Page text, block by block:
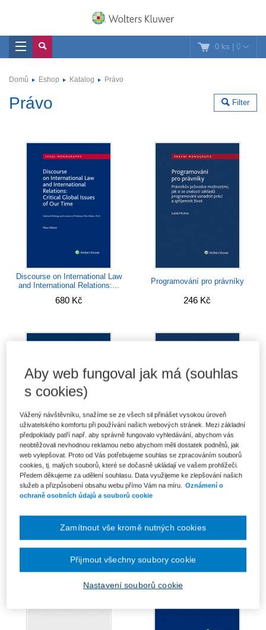
0 ks | 0
Domů Eshop Katalog Právo
Filter
Právo
Discourse on International Law
and International Relations:...
680 Kč
Programování pro právníky
246 Kč
Procesní postavení osoby
neznámého pobytu - ve světle
Nařízení...
Od 224 Kč
Legal English and Its Lexical
and Grammatical Structure for
Czech...
Aby web fungoval jak má (souhlas
s cookies)
Vážený návštěvníku, snažíme se ze všech sil přinášet vysokou úroveň
uživatelského komfortu při používání našich webových stránek. Mezi základní
předpoklady patří např. aby správně fungovalo vyhledávání, abychom vás
neobtěžovali nevhodnou reklamou nebo abychom měli dostatek podnětů, jak
web vylepšovat. Proto od Vás potřebujeme souhlas se zpracováním souborů
cookies, tj. malých souborů, které se dočasně ukládají ve vašem prohlížeči.
Předem děkujeme za udělení souhlasu. Data využijeme ke zlepšování našich
služeb a přizpůsobení obsahu webu přímo Vám na míru.
Oznámení o
ochraně osobních údajů a souborů cookie
Nastavení souborů cookie
Zamítnout vše kromě nutných cookies
Přijmout všechny soubory cookie